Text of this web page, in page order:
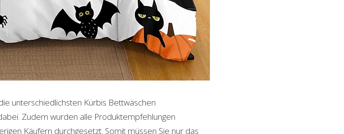
unterschiedlichsten Kürbis Bettwäschen
Zudem wurden alle Produktempfehlungen
Käufern durchgesetzt. Somit müssen Sie nur das